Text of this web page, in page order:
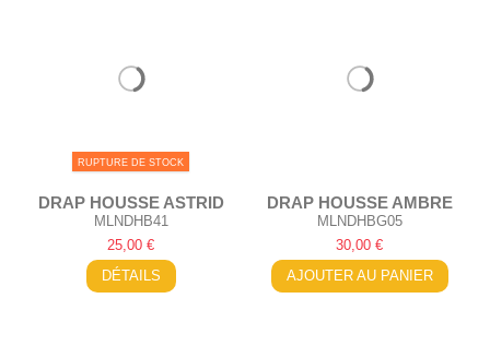
RUPTURE DE STOCK
DRAP HOUSSE ASTRID
MLNDHB41
25,00 €
DÉTAILS
DRAP HOUSSE AMBRE
MLNDHBG05
30,00 €
AJOUTER AU PANIER